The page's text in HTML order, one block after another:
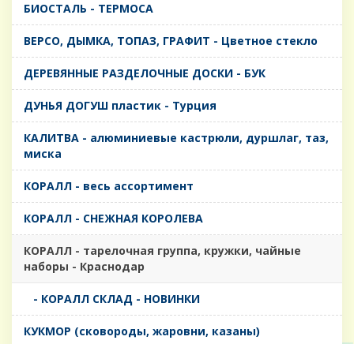
БИОСТАЛЬ - ТЕРМОСА
ВЕРСО, ДЫМКА, ТОПАЗ, ГРАФИТ - Цветное стекло
ДЕРЕВЯННЫЕ РАЗДЕЛОЧНЫЕ ДОСКИ - БУК
ДУНЬЯ ДОГУШ пластик - Турция
КАЛИТВА - алюминиевые кастрюли, дуршлаг, таз,
миска
КОРАЛЛ - весь ассортимент
КОРАЛЛ - СНЕЖНАЯ КОРОЛЕВА
КОРАЛЛ - тарелочная группа, кружки, чайные
наборы - Краснодар
- КОРАЛЛ СКЛАД - НОВИНКИ
КУКМОР (сковороды, жаровни, казаны)